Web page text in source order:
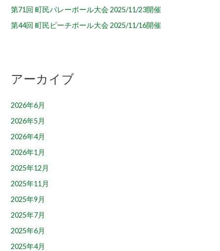
第71回 町民バレーボール大会 2025/11/23開催
第44回 町民ビーチボール大会 2025/11/16開催
アーカイブ
2026年6月
2026年5月
2026年4月
2026年1月
2025年12月
2025年11月
2025年9月
2025年7月
2025年6月
2025年4月